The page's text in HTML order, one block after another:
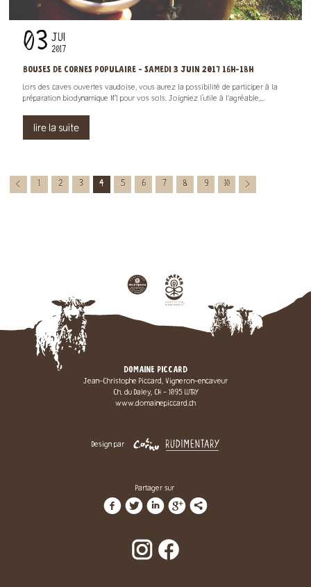
03 JUI
2017
BOUSES DE CORNES POPULAIRE - SAMEDI 3 JUIN 2017 16H-18H
Lors des caves ouvertes vaudoise, vous aurez la possibilité de participer à la
préparation biodynamique N°1 pour vos sols. Joigniez l'utile à l’agréable,...
lire la suite
< 1 2 3 4 5 6 7 8 9 10 >
DOMAINE PICCARD
Jean-Christophe Piccard, Vigneron-encaveur
Ch. du Daley, CH - 1095 LUTRY
www.domainepiccard.ch
Design par
Partager sur
ftigl